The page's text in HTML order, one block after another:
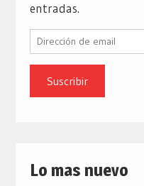
entradas.
Dirección
email
Lo mas nuevo